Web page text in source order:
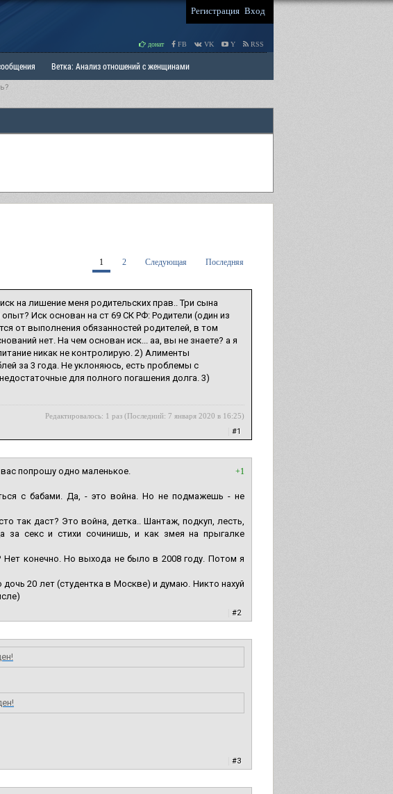
Регистрация Вход
донат FB VK Y RSS
Ветка: Анализ отношений с женщинами
1 2 Следующая Последняя
на лишение меня родительских прав.. Три сына
Иск основан на ст 69 СК РФ: Родители (один из
от выполнения обязанностей родителей, в том
нет. На чем основан иск... аа, вы не знаете? а я
никак не контролирую. 2) Алименты
за 3 года. Не уклоняюсь, есть проблемы с
для полного погашения долга. 3)
Редактировалось: 1 раз (Последний: 7 января 2020 в 16:25)
#1
+1
попрошу одно маленькое.
с бабами. Да, - это война. Но не подмажешь - не
так даст? Это война, детка.. Шантаж, подкуп, лесть,
за секс и стихи сочинишь, и как змея на прыгалке
конечно. Но выхода не было в 2008 году. Потом я
20 лет (студентка в Москве) и думаю. Никто нахуй
#2
#3